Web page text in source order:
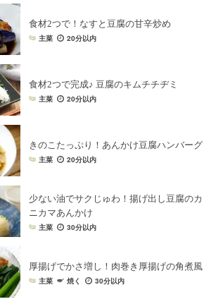
食材2つで！なすと豆腐の甘辛炒め
主菜 20分以内
食材2つで完成♪ 豆腐のキムチチヂミ
主菜 20分以内
きのこたっぷり！あんかけ豆腐ハンバーグ
主菜 20分以内
少ない油でサクじゅわ！揚げ出し豆腐のカ
ニカマあんかけ
主菜 30分以内
厚揚げでかさ増し！肉巻き厚揚げの角煮風
主菜 焼く 30分以内